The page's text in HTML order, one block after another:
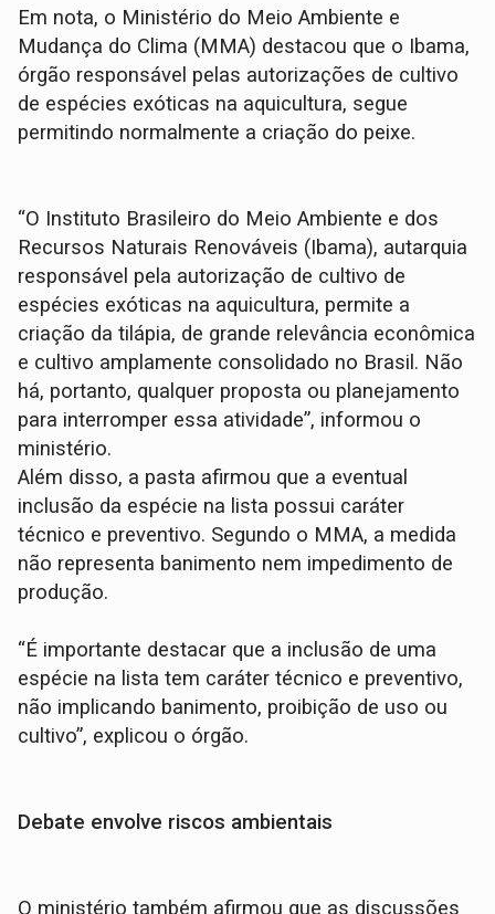
Em nota, o Ministério do Meio Ambiente e
Mudança do Clima (MMA) destacou que o Ibama,
órgão responsável pelas autorizações de cultivo
de espécies exóticas na aquicultura, segue
permitindo normalmente a criação do peixe.
“O Instituto Brasileiro do Meio Ambiente e dos
Recursos Naturais Renováveis (Ibama), autarquia
responsável pela autorização de cultivo de
espécies exóticas na aquicultura, permite a
criação da tilápia, de grande relevância econômica
e cultivo amplamente consolidado no Brasil. Não
há, portanto, qualquer proposta ou planejamento
para interromper essa atividade”, informou o
ministério.
Além disso, a pasta afirmou que a eventual
inclusão da espécie na lista possui caráter
técnico e preventivo. Segundo o MMA, a medida
não representa banimento nem impedimento de
produção.
“É importante destacar que a inclusão de uma
espécie na lista tem caráter técnico e preventivo,
não implicando banimento, proibição de uso ou
cultivo”, explicou o órgão.
Debate envolve riscos ambientais
O ministério também afirmou que as discussões